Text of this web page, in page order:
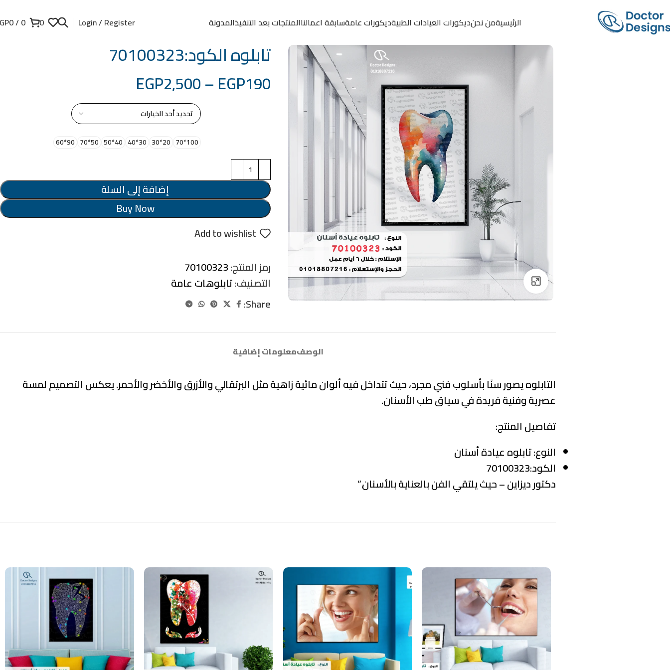
الرئيسيةمن نحنديكورات العيادات الطبيةديكورات عامةسابقة اعمالناالمنتجات بعد التنفيذالمدونة Login / Register
0
0
/
0
Click to enlarge
تابلوه الكود:70100323
EGP190
–
EGP2,500
100*70
20*30
30*40
40*50
50*70
90*60
إضافة إلى السلة
Buy Now
Add to wishlist
رمز المنتج:70100323
التصنيف:تابلوهات عامة
Share:
الوصفمعلومات إضافية
التابلوه يصور سنًا بأسلوب فني مجرد، حيث تتداخل فيه ألوان مائية زاهية مثل البرتقالي والأزرق والأخضر والأحمر. يعكس التصميم لمسة
عصرية وفنية فريدة في سياق طب الأسنان.
تفاصيل المنتج:
النوع:تابلوه عيادة أسنان
الكود:70100323
دكتور ديزاين – حيث يلتقي الفن بالعناية بالأسنان.“